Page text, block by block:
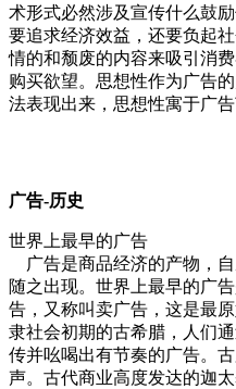
术形式必然涉及宣传什么鼓
要追求经济效益，还要负起
情的和颓废的内容来吸引消
购买欲望。思想性作为广告
法表现出来，思想性寓于广
广告-历史
世界上最早的广告
广告是商品经济的产物，
随之出现。世界上最早的广
告，又称叫卖广告，这是最
隶社会初期的古希腊，人们
传并吆喝出有节奏的广告。
声。古代商业高度发达的迦